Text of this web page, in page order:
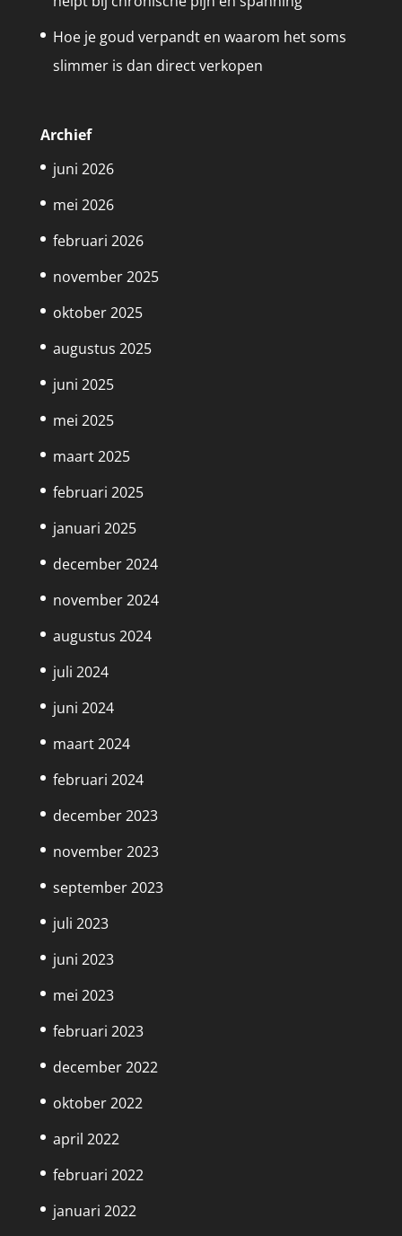
Hoe je goud verpandt en waarom het soms
slimmer is dan direct verkopen
Archief
juni 2026
mei 2026
februari 2026
november 2025
oktober 2025
augustus 2025
juni 2025
mei 2025
maart 2025
februari 2025
januari 2025
december 2024
november 2024
augustus 2024
juli 2024
juni 2024
maart 2024
februari 2024
december 2023
november 2023
september 2023
juli 2023
juni 2023
mei 2023
februari 2023
december 2022
oktober 2022
april 2022
februari 2022
januari 2022